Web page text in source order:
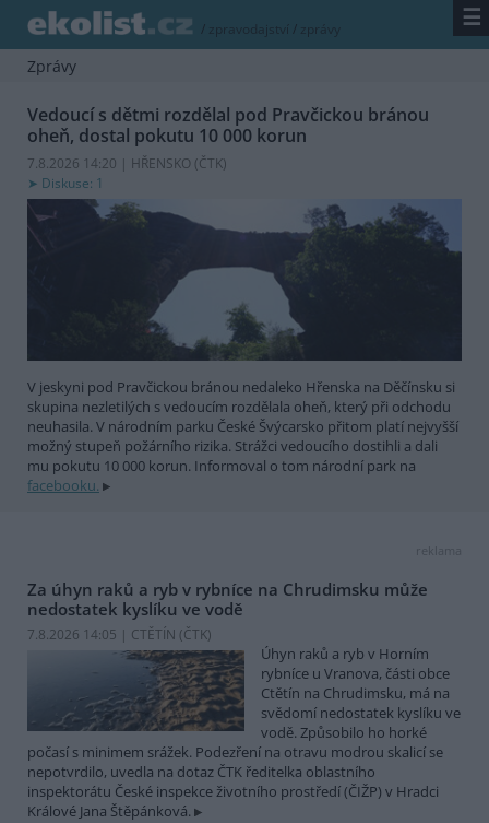
/ zpravodajství / zprávy ☰
Zprávy
Vedoucí s dětmi rozdělal pod Pravčickou bránou
oheň, dostal pokutu 10 000 korun
7.8.2026 14:20 | HŘENSKO (ČTK)
Diskuse: 1
V jeskyni pod Pravčickou bránou nedaleko Hřenska na Děčínsku si
skupina nezletilých s vedoucím rozdělala oheň, který při odchodu
neuhasila. V národním parku České Švýcarsko přitom platí nejvyšší
možný stupeň požárního rizika. Strážci vedoucího dostihli a dali
mu pokutu 10 000 korun. Informoval o tom národní park na
facebooku.
reklama
Za úhyn raků a ryb v rybníce na Chrudimsku může
nedostatek kyslíku ve vodě
7.8.2026 14:05 | CTĚTÍN (ČTK)
Úhyn raků a ryb v Horním
rybníce u Vranova, části obce
Ctětín na Chrudimsku, má na
svědomí nedostatek kyslíku ve
vodě. Způsobilo ho horké
počasí s minimem srážek. Podezření na otravu modrou skalicí se
nepotvrdilo, uvedla na dotaz ČTK ředitelka oblastního
inspektorátu České inspekce životního prostředí (ČIŽP) v Hradci
Králové Jana Štěpánková.